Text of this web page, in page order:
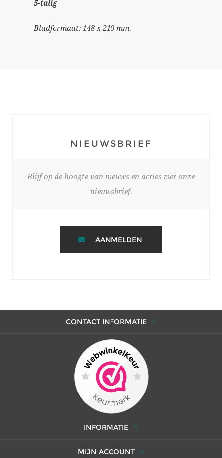
5-talig
Bladformaat: 148 x 210 mm.
NIEUWSBRIEF
Blijf op de hoogte van nieuws en acties met onze
nieuwsbrief.
AANMELDEN
CONTACT INFORMATIE
INFORMATIE
MIJN ACCOUNT